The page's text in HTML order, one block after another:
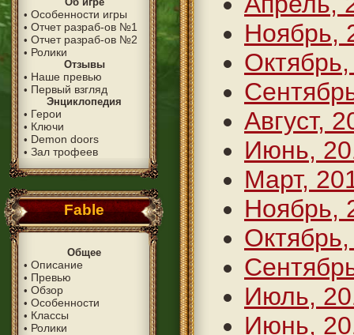
• Особенности игры
• Отчет разраб-ов №1
• Отчет разраб-ов №2
• Ролики
Отзывы
• Наше превью
• Первый взгляд
Энциклопедия
• Герои
• Ключи
• Demon doors
• Зал трофеев
Fable
Общее
• Описание
• Превью
• Обзор
• Особенности
• Классы
• Ролики
Ноябрь,
Август,
Июнь,
Март,
Ноябрь,
Июль,
Июнь,